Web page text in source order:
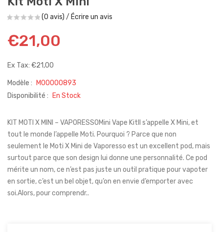
(0 avis) / Écrire un avis
€21,00
Ex Tax: €21,00
Modèle :
M00000893
Disponibilité :
En Stock
KIT MOTI X MINI – VAPORESSOMini Vape KitIl s’appelle X Mini, et
tout le monde l’appelle Moti. Pourquoi ? Parce que non
seulement le Moti X Mini de Vaporesso est un excellent pod, mais
surtout parce que son design lui donne une personnalité. Ce pod
mérite un nom, ce n’est pas juste un outil pratique pour vapoter
en sortie, c’est un bel objet, qu’on en envie d’emporter avec
soi.Alors, pour comprendr..